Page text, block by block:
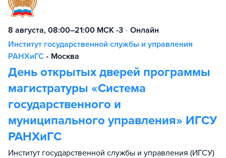
8 августа, 08:00–21:00 МСК -3 • Онлайн
Институт государственной службы и управления
РАНХиГС • Москва
День открытых дверей программы
магистратуры «Система
государственного и
муниципального управления» ИГСУ
РАНХиГС
Институт государственной службы и управления (ИГСУ)